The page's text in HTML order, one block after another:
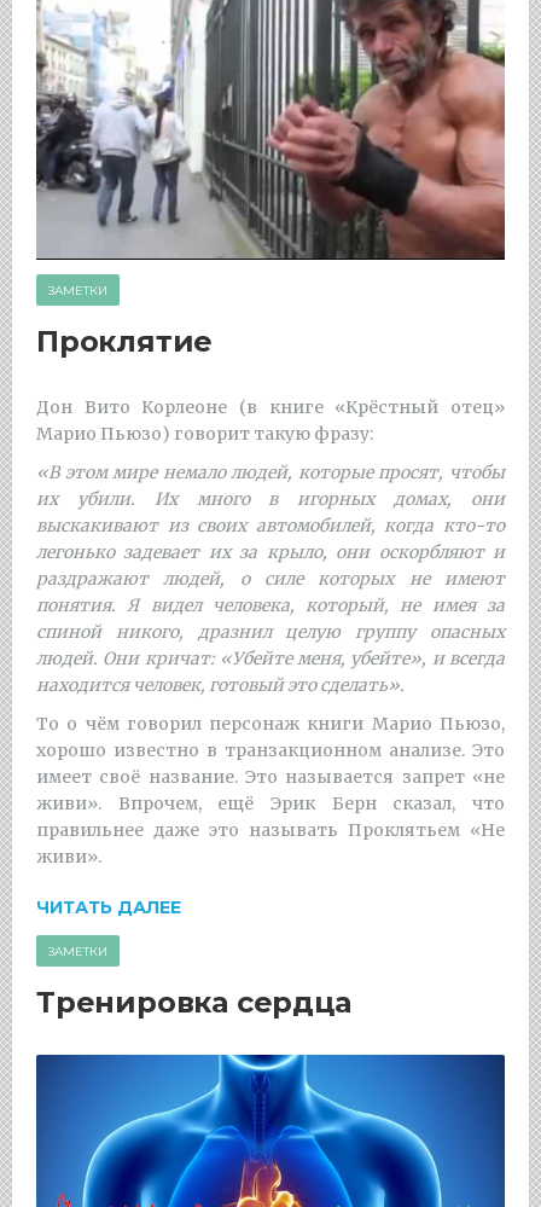
ЗАМЕТКИ
Проклятие
Дон Вито Корлеоне (в книге «Крёстный отец»
Марио Пьюзо) говорит такую фразу:
«В этом мире немало людей, которые просят, чтобы
их убили. Их много в игорных домах, они
выскакивают из своих автомобилей, когда кто-то
легонько задевает их за крыло, они оскорбляют и
раздражают людей, о силе которых не имеют
понятия. Я видел человека, который, не имея за
спиной никого, дразнил целую группу опасных
людей. Они кричат: «Убейте меня, убейте», и всегда
находится человек, готовый это сделать».
То о чём говорил персонаж книги Марио Пьюзо,
хорошо известно в транзакционном анализе. Это
имеет своё название. Это называется запрет «не
живи». Впрочем, ещё Эрик Берн сказал, что
правильнее даже это называть Проклятьем «Не
живи».
ЧИТАТЬ ДАЛЕЕ
ЗАМЕТКИ
Тренировка сердца